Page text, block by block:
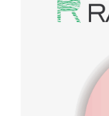
lateral
artigos